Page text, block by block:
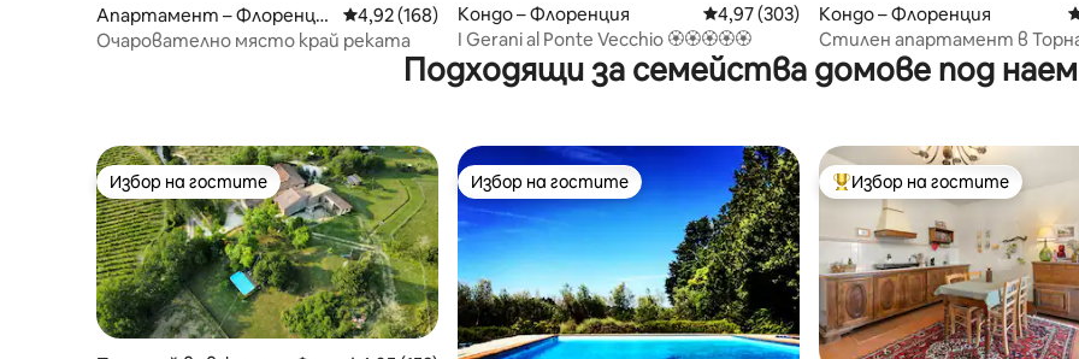
Апартамент – Флоренци
я
Средна оценка: 4,92 от 5, 168 отзива
4,92 (168)
Очарователно място край реката
Кондо – Флоренция Средна оценка: 4,97 от 5, 303 отзива
4,97 (303)
I Gerani al Ponte Vecchio 🏵🏵🏵🏵🏵
Кондо – Флоренция
Стилен апартамент в
Подходящи за семейства домове под наем
Избор на гостите
Избор на гостите Избор на гостите
Избор на гостите Най-популярен избор на
Избор на гостите